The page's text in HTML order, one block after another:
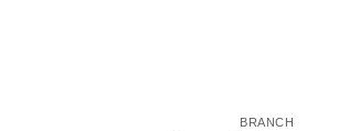
BRANCH